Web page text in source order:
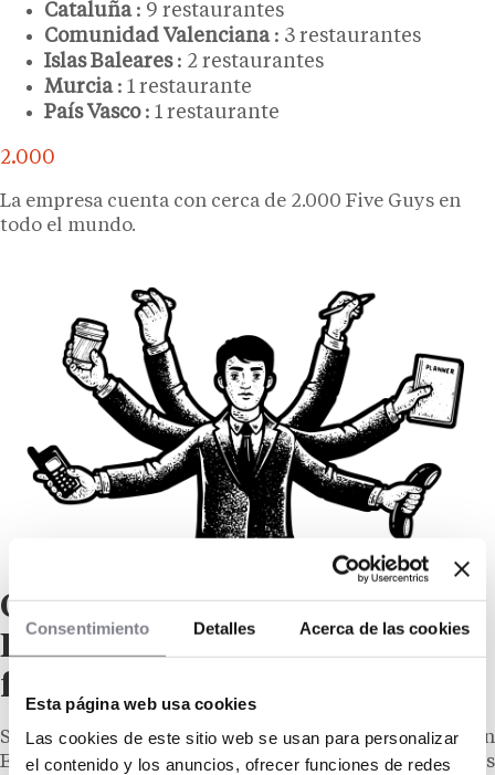
Consentimiento Detalles Acerca de las cookies
Esta página web usa cookies
Las cookies de este sitio web se usan para personalizar
el contenido y los anuncios, ofrecer funciones de redes
Cataluña: 9 restaurantes
Comunidad Valenciana: 3 restaurantes
Islas Baleares: 2 restaurantes
Murcia: 1 restaurante
País Vasco: 1 restaurante
2.000
La empresa cuenta con cerca de 2.000 Five Guys en
todo el mundo.
Otras hamburgueserías en
España que sí abren
franquicias
Si la idea es entrar en el negocio de la hamburguesa en
España con un contrato de franquicia, hay alternativas